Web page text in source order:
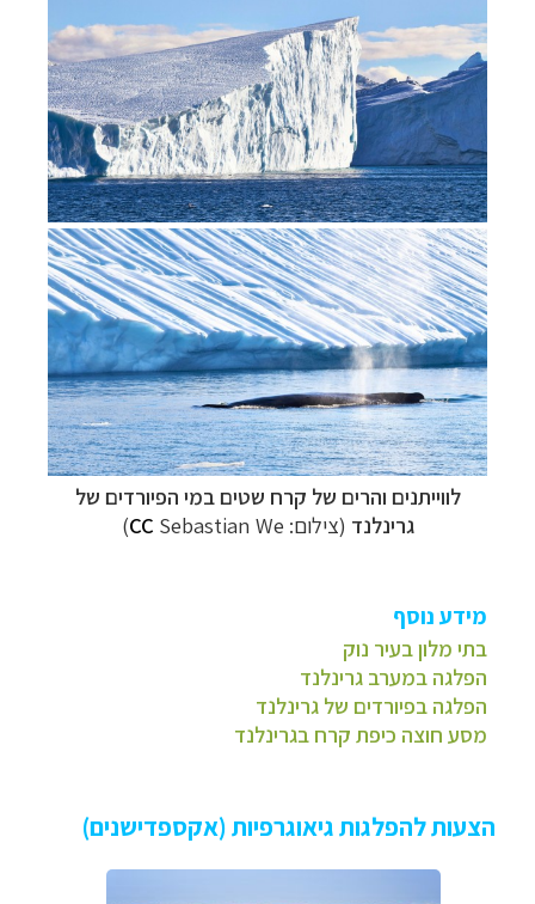
לווייתנים והרים של קרח שטים במי הפיורדים של
גרינלנד (צילום: CC Sebastian We)
מידע נוסף
בתי מלון בעיר נוק
הפלגה במערב גרינלנד
הפלגה בפיורדים של גרינלנד
מסע חוצה כיפת קרח בגרינלנד
הצעות להפלגות גיאוגרפיות (אקספדישנים)